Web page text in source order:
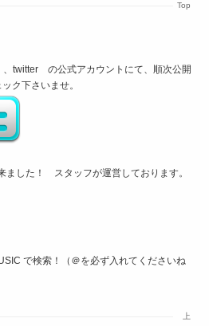
Top
の公式アカウントにて、順次公開
ク下さいませ。
ました！ スタッフが運営しております。
で検索！（＠を必ず入れてくださいね
上